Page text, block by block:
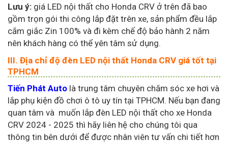
Lưu ý: giá LED nội thất cho Honda CRV ở trên đã bao
gồm trọn gói thi công lắp đặt trên xe, sản phẩm đều lắp
cắm giắc Zin 100% và đi kèm chế độ bảo hành 2 năm
nên khách hàng có thể yên tâm sử dụng.
III. Địa chỉ độ đèn LED nội thất Honda CRV giá tốt tại
TPHCM
Tiến Phát Auto là trung tâm chuyên chăm sóc xe hơi và
lắp phụ kiện đồ chơi ô tô uy tín tại TPHCM. Nếu bạn đang
quan tâm và muốn lắp đèn LED nội thất cho xe Honda
CRV 2024 - 2025 thì hãy liên hệ cho chúng tôi qua
thông tin bên dưới để được nhân viên tư vấn chi tiết hơn